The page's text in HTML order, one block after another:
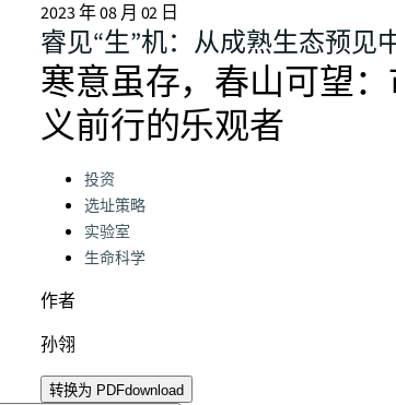
2023 年 08 月 02 日
睿见“生”机：从成熟生态预见
寒意虽存，春山可望
义前行的乐观者
Categories:
投资
选址策略
实验室
生命科学
作者
孙翎
转换为 PDFdownload